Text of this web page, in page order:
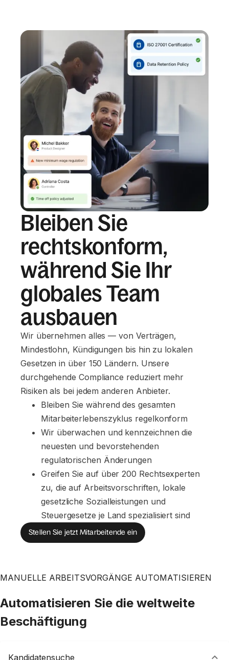
Bleiben Sie
rechtskonform,
während Sie Ihr
globales Team
ausbauen
Wir übernehmen alles — von Verträgen,
Mindestlohn, Kündigungen bis hin zu lokalen
Gesetzen in über 150 Ländern. Unsere
durchgehende Compliance reduziert mehr
Risiken als bei jedem anderen Anbieter.
Bleiben Sie während des gesamten
Mitarbeiterlebenszyklus regelkonform
Wir überwachen und kennzeichnen die
neuesten und bevorstehenden
regulatorischen Änderungen
Greifen Sie auf über 200 Rechtsexperten
zu, die auf Arbeitsvorschriften, lokale
gesetzliche Sozialleistungen und
Steuergesetze je Land spezialisiert sind
Stellen Sie jetzt Mitarbeitende ein
MANUELLE ARBEITSVORGÄNGE AUTOMATISIEREN
Automatisieren Sie die weltweite
Beschäftigung
Kandidatensuche